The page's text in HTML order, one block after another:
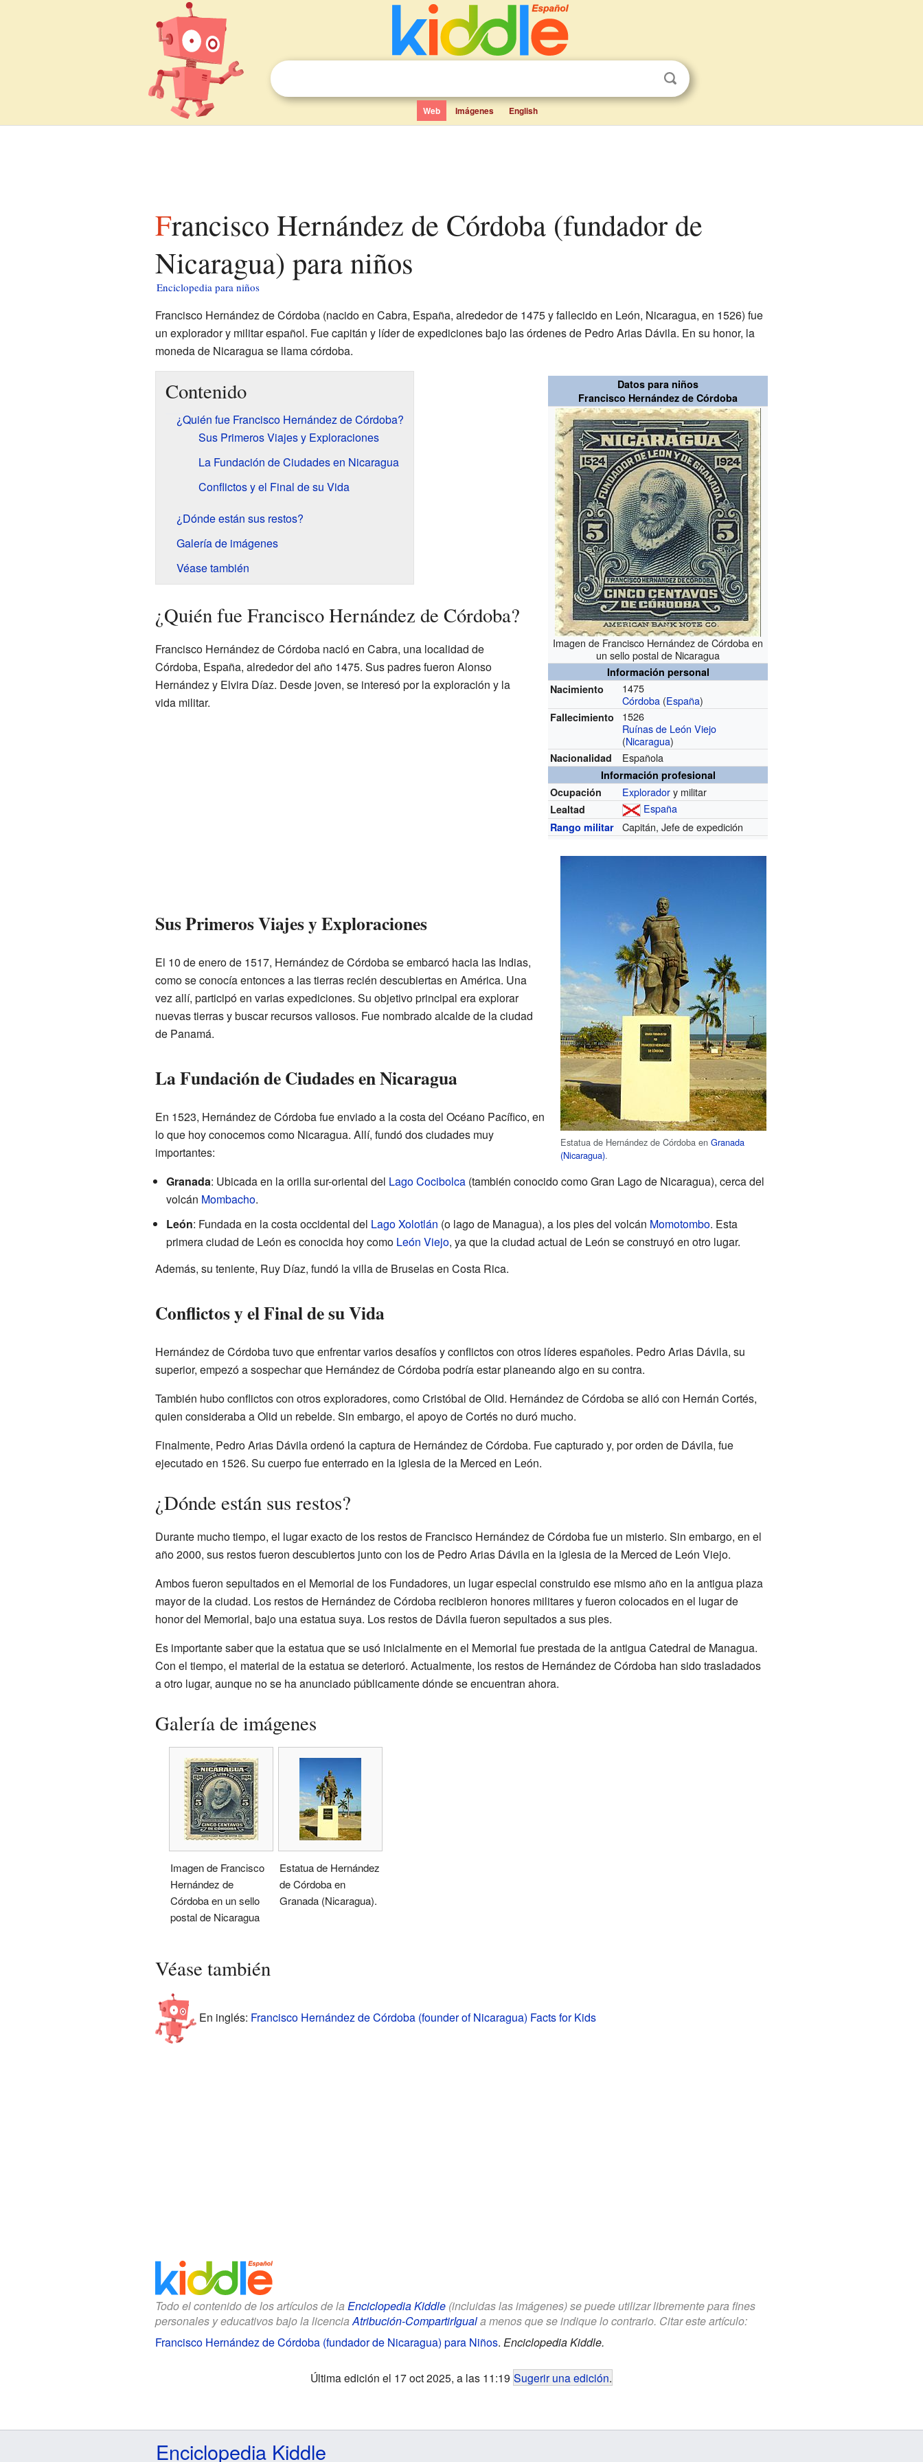
Web Imágenes English
Francisco Hernández de Córdoba (fundador de
Nicaragua) para niños
Enciclopedia para niños
Francisco Hernández de Córdoba (nacido en Cabra, España, alrededor de 1475 y fallecido en León, Nicaragua, en 1526) fue
un explorador y militar español. Fue capitán y líder de expediciones bajo las órdenes de Pedro Arias Dávila. En su honor, la
moneda de Nicaragua se llama córdoba.
Datos para niños
Francisco Hernández de Córdoba
Imagen de Francisco Hernández de Córdoba en
un sello postal de Nicaragua
Información personal
Nacimiento
1475
Córdoba (España)
Fallecimiento
1526
Ruínas de León Viejo
(Nicaragua)
Nacionalidad Española
Información profesional
Ocupación
Exploradory militar
Lealtad España
Rango militar Capitán, Jefe de expedición
Estatua de Hernández de Córdoba enGranada
(Nicaragua).
Contenido
¿Quién fue Francisco Hernández de Córdoba?
Sus Primeros Viajes y Exploraciones
La Fundación de Ciudades en Nicaragua
Conflictos y el Final de su Vida
¿Dónde están sus restos?
Galería de imágenes
Véase también
¿Quién fue Francisco Hernández de Córdoba?
Francisco Hernández de Córdoba nació en Cabra, una localidad de
Córdoba, España, alrededor del año 1475. Sus padres fueron Alonso
Hernández y Elvira Díaz. Desde joven, se interesó por la exploración y la
vida militar.
Sus Primeros Viajes y Exploraciones
El 10 de enero de 1517, Hernández de Córdoba se embarcó hacia las Indias,
como se conocía entonces a las tierras recién descubiertas en América. Una
vez allí, participó en varias expediciones. Su objetivo principal era explorar
nuevas tierras y buscar recursos valiosos. Fue nombrado alcalde de la ciudad
de Panamá.
La Fundación de Ciudades en Nicaragua
En 1523, Hernández de Córdoba fue enviado a la costa del Océano Pacífico, en
lo que hoy conocemos como Nicaragua. Allí, fundó dos ciudades muy
importantes:
Granada: Ubicada en la orilla sur-oriental del Lago Cocibolca(también conocido como Gran Lago de Nicaragua), cerca del
volcán Mombacho.
León: Fundada en la costa occidental del Lago Xolotlán (o lago de Managua), a los pies del volcán Momotombo. Esta
primera ciudad de León es conocida hoy como León Viejo, ya que la ciudad actual de León se construyó en otro lugar.
Además, su teniente, Ruy Díaz, fundó la villa de Bruselas en Costa Rica.
Conflictos y el Final de su Vida
Hernández de Córdoba tuvo que enfrentar varios desafíos y conflictos con otros líderes españoles. Pedro Arias Dávila, su
superior, empezó a sospechar que Hernández de Córdoba podría estar planeando algo en su contra.
También hubo conflictos con otros exploradores, como Cristóbal de Olid. Hernández de Córdoba se alió con Hernán Cortés,
quien consideraba a Olid un rebelde. Sin embargo, el apoyo de Cortés no duró mucho.
Finalmente, Pedro Arias Dávila ordenó la captura de Hernández de Córdoba. Fue capturado y, por orden de Dávila, fue
ejecutado en 1526. Su cuerpo fue enterrado en la iglesia de la Merced en León.
¿Dónde están sus restos?
Durante mucho tiempo, el lugar exacto de los restos de Francisco Hernández de Córdoba fue un misterio. Sin embargo, en el
año 2000, sus restos fueron descubiertos junto con los de Pedro Arias Dávila en la iglesia de la Merced de León Viejo.
Ambos fueron sepultados en el Memorial de los Fundadores, un lugar especial construido ese mismo año en la antigua plaza
mayor de la ciudad. Los restos de Hernández de Córdoba recibieron honores militares y fueron colocados en el lugar de
honor del Memorial, bajo una estatua suya. Los restos de Dávila fueron sepultados a sus pies.
Es importante saber que la estatua que se usó inicialmente en el Memorial fue prestada de la antigua Catedral de Managua.
Con el tiempo, el material de la estatua se deterioró. Actualmente, los restos de Hernández de Córdoba han sido trasladados
a otro lugar, aunque no se ha anunciado públicamente dónde se encuentran ahora.
Galería de imágenes
Imagen de Francisco
Hernández de
Córdoba en un sello
postal de Nicaragua
Estatua de Hernández
de Córdoba en
Granada (Nicaragua).
Véase también
En inglés: Francisco Hernández de Córdoba (founder of Nicaragua) Facts for Kids
Todo el contenido de los artículos de la Enciclopedia Kiddle(incluidas las imágenes) se puede utilizar libremente para fines
personales y educativos bajo la licencia Atribución-CompartirIguala menos que se indique lo contrario. Citar este artículo:
Francisco Hernández de Córdoba (fundador de Nicaragua) para Niños. Enciclopedia Kiddle.
Última edición el 17 oct 2025, a las 11:19 Sugerir una edición.
Enciclopedia Kiddle